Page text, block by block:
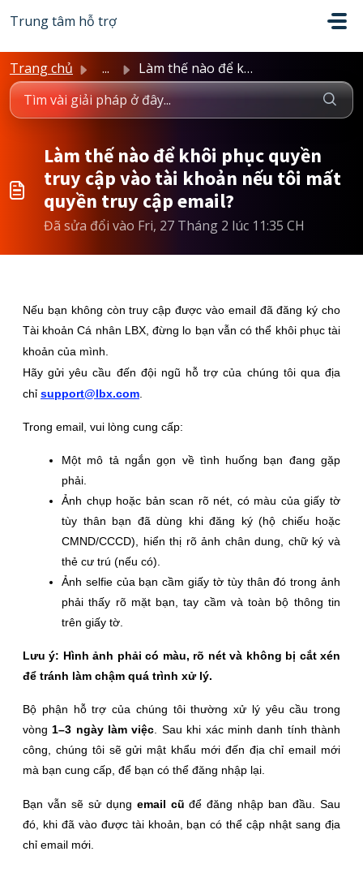
Trung tâm hỗ trợ
Trang chủ ... Làm thế nào để khôi phục quyền truy cập vào tài khoản nếu...
Làm thế nào để khôi phục quyền
truy cập vào tài khoản nếu tôi mất
quyền truy cập email?
Đã sửa đổi vào Fri, 27 Tháng 2 lúc 11:35 CH
Nếu bạn không còn truy cập được vào email đã đăng ký cho
Tài khoản Cá nhân LBX, đừng lo bạn vẫn có thể khôi phục tài
khoản của mình.
Hãy gửi yêu cầu đến đội ngũ hỗ trợ của chúng tôi qua địa
chỉ support@lbx.com
Trong email, vui lòng cung cấp:
Một mô tả ngắn gọn về tình huống bạn đang gặp
phải.
Ảnh chụp hoặc bản scan rõ nét, có màu của giấy tờ
tùy thân bạn đã dùng khi đăng ký (hộ chiếu hoặc
CMND/CCCD), hiển thị rõ ảnh chân dung, chữ ký và
thẻ cư trú (nếu có).
Ảnh selfie của bạn cầm giấy tờ tùy thân đó trong ảnh
phải thấy rõ mặt bạn, tay cầm và toàn bộ thông tin
trên giấy tờ.
Lưu ý: Hình ảnh phải có màu, rõ nét và không bị cắt xén
để tránh làm chậm quá trình xử lý.
Bộ phận hỗ trợ của chúng tôi thường xử lý yêu cầu trong
vòng 1–3 ngày làm việc . Sau khi xác minh danh tính thành
công, chúng tôi sẽ gửi mật khẩu mới đến địa chỉ email mới
mà bạn cung cấp, để bạn có thể đăng nhập lại.
Bạn vẫn sẽ sử dụng email cũ để đăng nhập ban đầu. Sau
đó, khi đã vào được tài khoản, bạn có thể cập nhật sang địa
chỉ email mới.